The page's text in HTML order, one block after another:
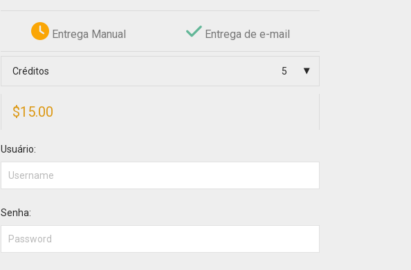
Entrega Manual Entrega de e-mail
Créditos 5
$15.00
Usuário:
Senha: